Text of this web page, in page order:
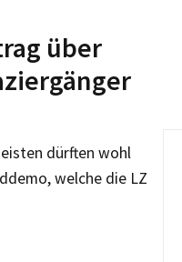
über
dürften wohl
welche die LZ